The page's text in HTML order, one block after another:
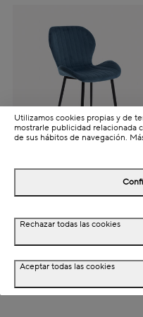
Silla de comedor de
terciopelo azul oscuro
Lydia 54x50x86cm
Utilizamos cookies propias y de
mostrarle publicidad relacionada
de sus hábitos de navegación.
Rechazar todas las cookies
Aceptar todas las cookies